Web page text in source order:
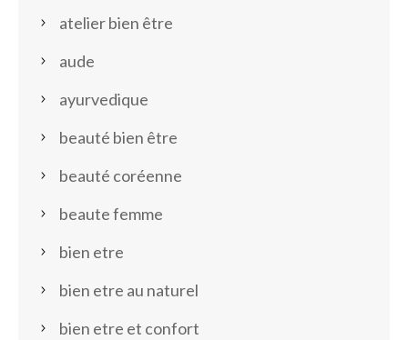
atelier bien être
aude
ayurvedique
beauté bien être
beauté coréenne
beaute femme
bien etre
bien etre au naturel
bien etre et confort